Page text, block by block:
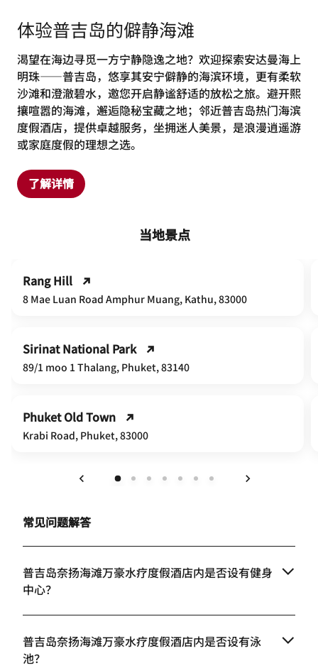
体验普吉岛的僻静海滩
渴望在海边寻觅一方宁静隐逸之地？欢迎探索安达曼海上
明珠——普吉岛，悠享其安宁僻静的海滨环境，更有柔软
沙滩和澄澈碧水，邀您开启静谧舒适的放松之旅。避开熙
攘喧嚣的海滩，邂逅隐秘宝藏之地；邻近普吉岛热门海滨
度假酒店，提供卓越服务，坐拥迷人美景，是浪漫逍遥游
或家庭度假的理想之选。
了解详情
当地景点
Rang Hill
8 Mae Luan Road Amphur Muang, Kathu, 83000
Sirinat National Park
89/1 moo 1 Thalang, Phuket, 83140
Phuket Old Town
Krabi Road, Phuket, 83000
常见问题解答
普吉岛奈扬海滩万豪水疗度假酒店内是否设有健身
中心？
普吉岛奈扬海滩万豪水疗度假酒店内是否设有泳
池？